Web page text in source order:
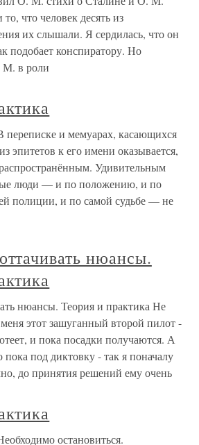
что человек десять из
их слышали. Я сердилась, что он
подобает конспиратору. Но
М. в роли
переписке и мемуарах, касающихся
эпитетов к его имени оказывается,
Удивительным
люди — и по положению, и по
полиции, и по самой судьбе — не
нюансы.
нюансы. Теория и практика Не
этот зашуганный второй пилот -
и пока посадки получаются. А
пока под диктовку - так я поначалу
до принятия решений ему очень
остановиться.